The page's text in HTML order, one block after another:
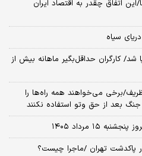
اتفاق چقدر به اقتصاد ایران
کارگران حداقل‌بگیر ماهانه بیش از
برخی می‌خواهند همه راه‌ها را
بعد از حق وتو استفاده نکنند
مرداد ۱۴۰۵
پاکدشت تهران /ماجرا چیست؟